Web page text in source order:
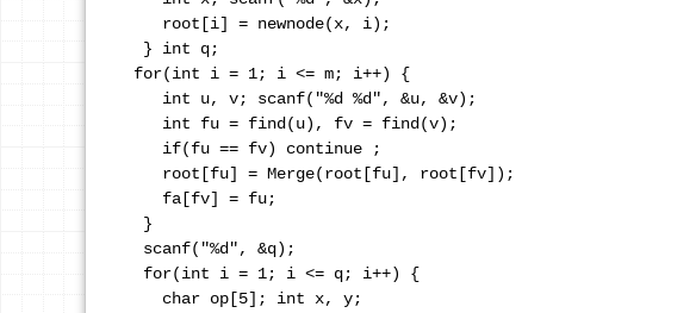
    root[i] = newnode(x, i);
  } int q;
for(int i = 1; i <= m; i++) {
    int u, v; scanf("%d %d", &u, &v);
    int fu = find(u), fv = find(v);
    if(fu == fv) continue ;
    root[fu] = Merge(root[fu], root[fv]);
    fa[fv] = fu;
  }
  scanf("%d", &q);
  for(int i = 1; i <= q; i++) {
    char op[5]; int x, y;